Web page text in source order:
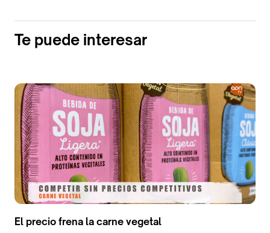
Te puede interesar
El precio frena la carne vegetal